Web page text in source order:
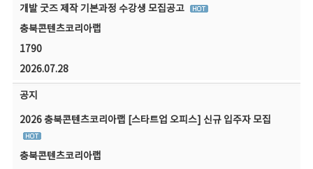
개발 굿즈 제작 기본과정 수강생 모집공고
충북콘텐츠코리아랩
1790
2026.07.28
공지
2026 충북콘텐츠코리아랩 [스타트업 오피스] 신규 입주자 모집
충북콘텐츠코리아랩